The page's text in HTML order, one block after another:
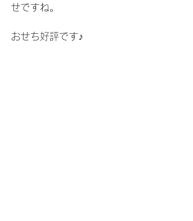
せですね。
おせち好評です♪